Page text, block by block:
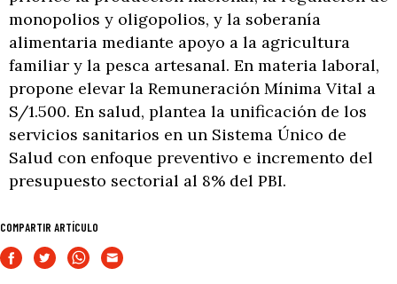
monopolios y oligopolios, y la soberanía
alimentaria mediante apoyo a la agricultura
familiar y la pesca artesanal. En materia laboral,
propone elevar la Remuneración Mínima Vital a
S/1.500. En salud, plantea la unificación de los
servicios sanitarios en un Sistema Único de
Salud con enfoque preventivo e incremento del
presupuesto sectorial al 8% del PBI.
COMPARTIR ARTÍCULO